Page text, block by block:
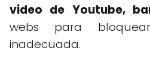
video de Youtube,
webs para
inadecuada.